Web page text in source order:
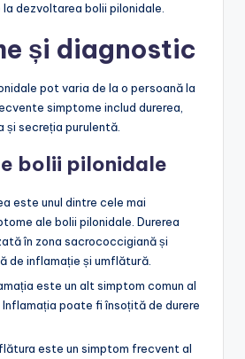
dezvoltarea bolii pilonidale.
și diagnostic
pot varia de la o persoană la
simptome includ durerea,
și secreția purulentă.
bolii pilonidale
este unul dintre cele mai
ale bolii pilonidale. Durerea
în zona sacrococcigiană și
de inflamație și umflătură.
este un alt simptom comun al
Inflamația poate fi însoțită de durere
este un simptom frecvent al